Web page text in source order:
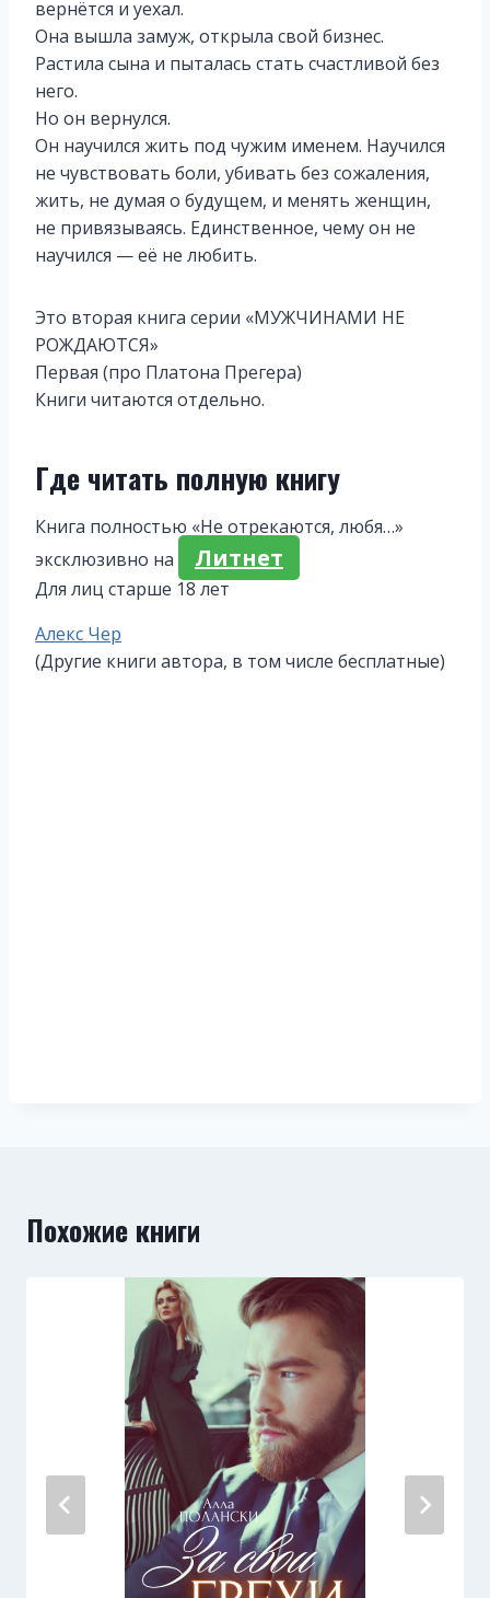
вернётся и уехал.
Она вышла замуж, открыла свой бизнес.
Растила сына и пыталась стать счастливой без
него.
Но он вернулся.
Он научился жить под чужим именем. Научился
не чувствовать боли, убивать без сожаления,
жить, не думая о будущем, и менять женщин,
не привязываясь. Единственное, чему он не
научился — её не любить.
Это вторая книга серии «МУЖЧИНАМИ НЕ
РОЖДАЮТСЯ»
Первая (про Платона Прегера)
Книги читаются отдельно.
Где читать полную книгу
Книга полностью «Не отрекаются, любя…»
эксклюзивно на
Литнет
Для лиц старше 18 лет
Метки
записи:
Алекс Чер
(Другие книги автора, в том числе бесплатные)
Похожие книги